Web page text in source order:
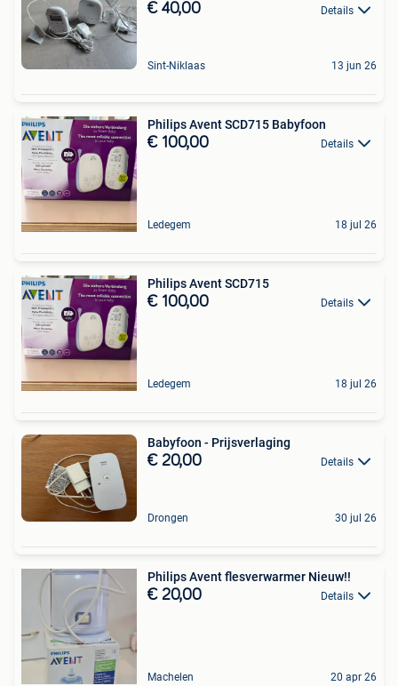
€ 40,00 Details
Sint-Niklaas 13 jun 26
Philips Avent SCD715 Babyfoon
€ 100,00 Details
Ledegem 18 jul 26
Philips Avent SCD715
€ 100,00 Details
Ledegem 18 jul 26
Babyfoon - Prijsverlaging
€ 20,00 Details
Drongen 30 jul 26
Philips Avent flesverwarmer Nieuw!!
€ 20,00 Details
Machelen 20 apr 26